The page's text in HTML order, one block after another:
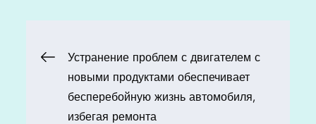
Навигация
по
Устранение проблем с двигателем с
новыми продуктами обеспечивает
бесперебойную жизнь автомобиля,
избегая ремонта